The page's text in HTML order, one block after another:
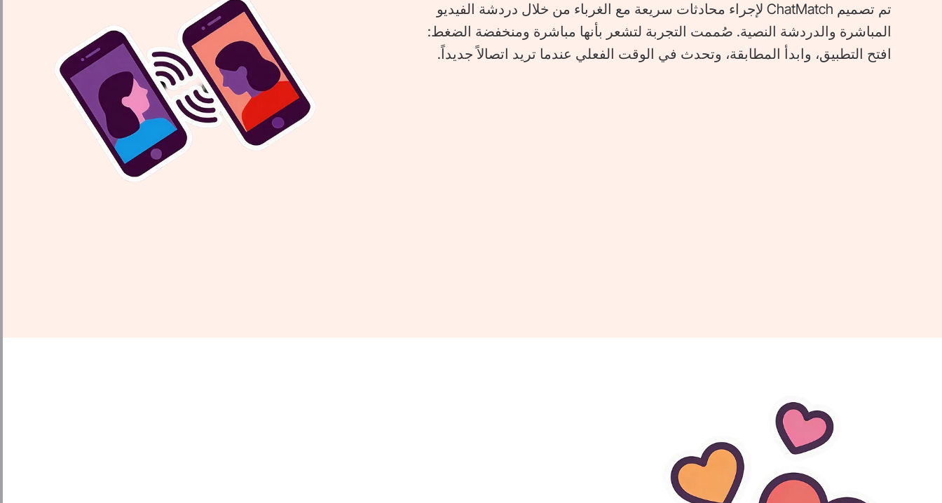
تم تصميم ChatMatch لإجراء محادثات سريعة مع الغرباء من خلال دردشة الفيديو
المباشرة والدردشة النصية. صُممت التجربة لتشعر بأنها مباشرة ومنخفضة الضغط:
افتح التطبيق، وابدأ المطابقة، وتحدث في الوقت الفعلي عندما تريد اتصالاً جديداً.